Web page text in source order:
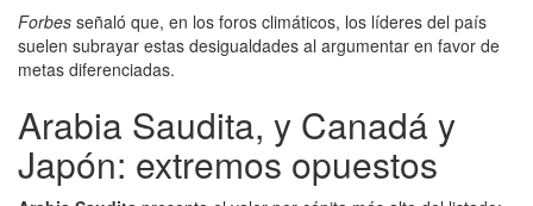
Forbes señaló que, en los foros climáticos, los líderes del país
suelen subrayar estas desigualdades al argumentar en favor de
metas diferenciadas.
Arabia Saudita, y Canadá y
Japón: extremos opuestos